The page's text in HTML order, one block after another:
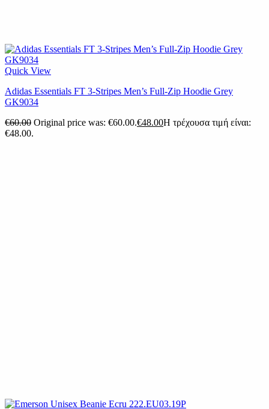
Quick View
Adidas Essentials FT 3-Stripes Men’s Full-Zip Hoodie Grey
GK9034
€60.00 Original price was: €60.00.€48.00Η τρέχουσα τιμή είναι:
€48.00.